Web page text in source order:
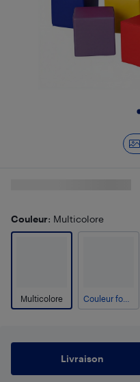
Couleur: Multicolore
Multicolore
Livraison